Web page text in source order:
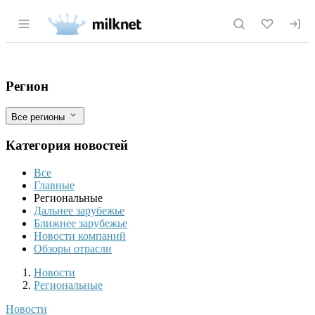
Раздел навигации по сайту milknet.ru
С помощью ФГИС «ВетИС» выявлены
Фильтры
Регион
Все регионы
Категория новостей
Все
Главные
Региональные
Дальнее зарубежье
Ближнее зарубежье
Новости компаний
Обзоры отрасли
Новости
Разделы
Новости
Региональные
Новости